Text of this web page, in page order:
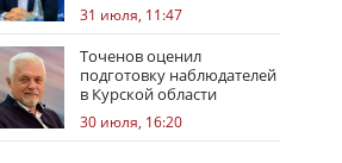
правовая позиция
31 июля, 11:47
Точенов оценил
подготовку наблюдателей
в Курской области
30 июля, 16:20